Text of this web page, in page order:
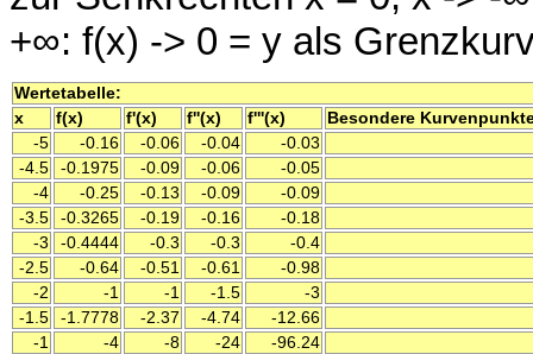
+∞: f(x) -> 0 = y als
Wertetabelle:
x
f(x) f'(x) f''(x) f'''(x)
Besondere
-5
-0.16 -0.06 -0.04
-0.03
-4.5
-0.1975 -0.09 -0.06
-0.05
-4
-0.25 -0.13 -0.09
-0.09
-3.5
-0.3265 -0.19 -0.16
-0.18
-3
-0.4444 -0.3 -0.3
-0.4
-2.5
-0.64 -0.51 -0.61
-0.98
-2
-1 -1 -1.5
-3
-1.5
-1.7778 -2.37 -4.74
-12.66
-1
-4 -8 -24
-96.24